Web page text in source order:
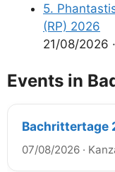
5.
(RP) 2026
21/08/2026 ·
Events in
Bachrittertage
07/08/2026 ·